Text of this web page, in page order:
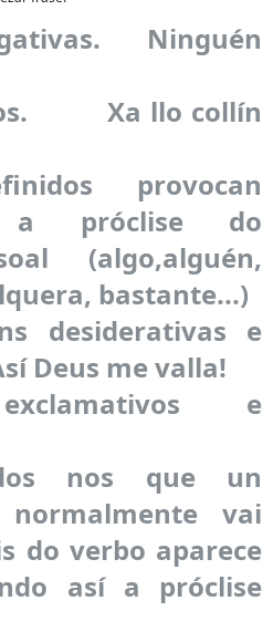
Ninguén
Xa llo collín
provocan
a próclise do
(algo,alguén,
bastante...)
desiderativas e
Deus me valla!
e
nos que un
vai
do verbo aparece
así a próclise